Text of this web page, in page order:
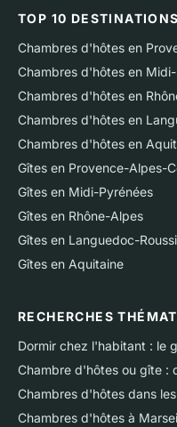
TOP 10 DESTINATIONS
Chambres d'hôtes en
Chambres d'hôtes en
Chambres d'hôtes en
Chambres d'hôtes en
Chambres d'hôtes en
Gîtes en Provence-Alpes-
Gîtes en Midi-Pyrénées
Gîtes en Rhône-Alpes
Gîtes en Languedoc-
Gîtes en Aquitaine
RECHERCHES
Dormir chez l'habitant : le
Chambre d'hôtes ou gîte :
Chambres d'hôtes dans
Chambres d'hôtes à